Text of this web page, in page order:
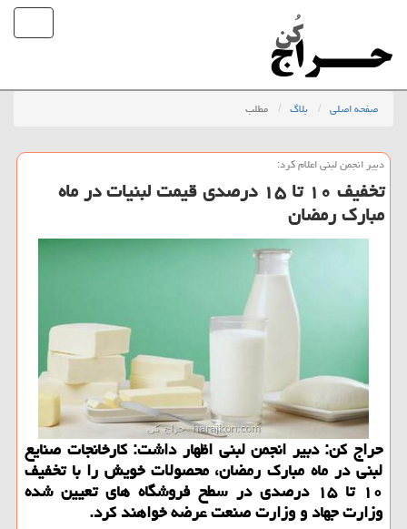
صفحه اصلی بلاگ مطلب
دبیر انجمن لبنی اعلام كرد:
تخفیف ۱۰ تا ۱۵ درصدی قیمت لبنیات در ماه
مبارك رمضان
حراج كن: دبیر انجمن لبنی اظهار داشت: كارخانجات صنایع
لبنی در ماه مبارك رمضان، محصولات خویش را با تخفیف
۱۰ تا ۱۵ درصدی در سطح فروشگاه های تعیین شده
وزارت جهاد و وزارت صنعت عرضه خواهند كرد.